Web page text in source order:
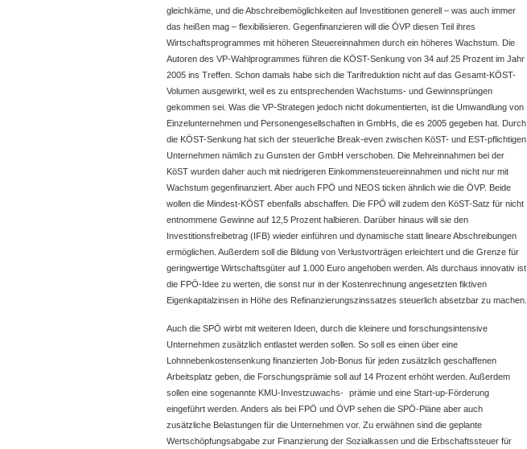
gleichkäme, und die Abschreibemöglichkeiten auf Investitionen generell – was auch immer
das heißen mag – flexibilisieren. Gegenfinanzieren will die ÖVP diesen Teil ihres
Wirtschaftsprogrammes mit höheren Steuereinnahmen durch ein höheres Wachstum. Die
Autoren des VP-Wahlprogrammes führen die KÖST-Senkung von 34 auf 25 Prozent im Jahr
2005 ins Treffen. Schon damals habe sich die Tarifreduktion nicht auf das Gesamt-KÖST-
Volumen ausgewirkt, weil es zu entsprechenden Wachstums- und Gewinnsprüngen
gekommen sei. Was die VP-Strategen jedoch nicht dokumentierten, ist die Umwandlung von
Einzelunternehmen und Personengesellschaften in GmbHs, die es 2005 gegeben hat. Durch
die KÖST-Senkung hat sich der steuerliche Break-even zwischen KöST- und EST-pflichtigen
Unternehmen nämlich zu Gunsten der GmbH verschoben. Die Mehreinnahmen bei der
KöST wurden daher auch mit niedrigeren Einkommensteuereinnahmen und nicht nur mit
Wachstum gegenfinanziert. Aber auch FPÖ und NEOS ticken ähnlich wie die ÖVP. Beide
wollen die Mindest-KÖST ebenfalls abschaffen. Die FPÖ will zudem den KöST-Satz für nicht
entnommene Gewinne auf 12,5 Prozent halbieren. Darüber hinaus will sie den
Investitionsfreibetrag (IFB) wieder einführen und dynamische statt lineare Abschreibungen
ermöglichen. Außerdem soll die Bildung von Verlustvorträgen erleichtert und die Grenze für
geringwertige Wirtschaftsgüter auf 1.000 Euro angehoben werden. Als durchaus innovativ ist
die FPÖ-Idee zu werten, die sonst nur in der Kostenrechnung angesetzten fiktiven
Eigenkapitalzinsen in Höhe des Refinanzierungszinssatzes steuerlich absetzbar zu machen.
Auch die SPÖ wirbt mit weiteren Ideen, durch die kleinere und forschungsintensive
Unternehmen zusätzlich entlastet werden sollen. So soll es einen über eine
Lohnnebenkostensenkung finanzierten Job-Bonus für jeden zusätzlich geschaffenen
Arbeitsplatz geben, die Forschungsprämie soll auf 14 Prozent erhöht werden. Außerdem
sollen eine sogenannte KMU-Investzuwachs- prämie und eine Start-up-Förderung
eingeführt werden. Anders als bei FPÖ und ÖVP sehen die SPÖ-Pläne aber auch
zusätzliche Belastungen für die Unternehmen vor. Zu erwähnen sind die geplante
Wertschöpfungsabgabe zur Finanzierung der Sozialkassen und die Erbschaftssteuer für